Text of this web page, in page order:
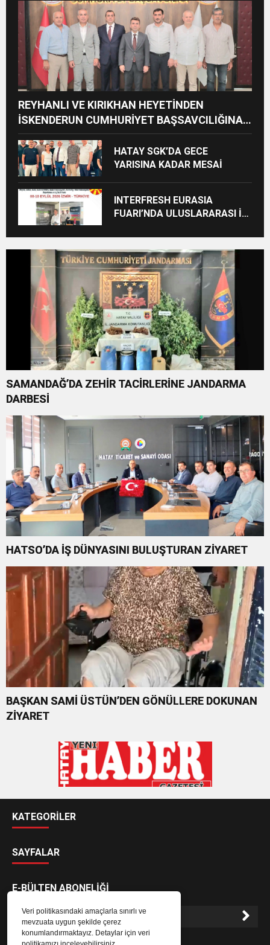
Veri politikasındaki amaçlarla sınırlı ve
mevzuata uygun şekilde çerez
konumlandırmaktayız. Detaylar için veri
CEZAİ SÜREÇ BAŞLATILDI”
REYHANLI VE KIRIKHAN HEYETİNDEN
İSKENDERUN CUMHURİYET BAŞSAVCILIĞINA
ZİYARET
HATAY SGK’DA GECE
YARISINA KADAR MESAİ
INTERFRESH EURASIA
FUARI’NDA ULUSLARARASI İŞ
BAŞLADI
SAMANDAĞ’DA ZEHİR TACİRLERİNE JANDARMA
DARBESİ
HATSO’DA İŞ DÜNYASINI BULUŞTURAN ZİYARET
BAŞKAN SAMİ ÜSTÜN’DEN GÖNÜLLERE DOKUNAN
ZİYARET
KATEGORİLER
SAYFALAR
E-BÜLTEN ABONELİĞİ
E-Bülten aboneliği ile haberlere daha hızlı erişin.